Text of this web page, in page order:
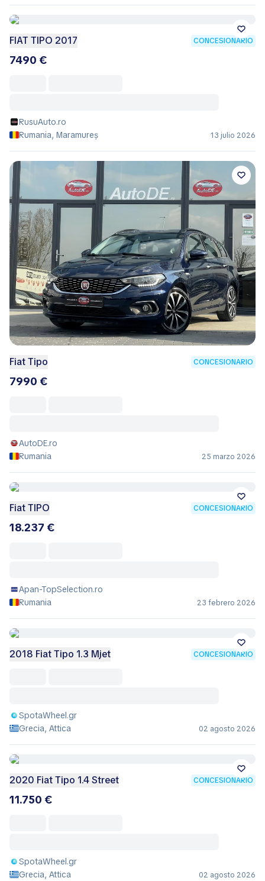
FIAT TIPO 2017 CONCESIONARIO
7490 €
RusuAuto.ro
Rumania, Maramureș
13 julio 2026
Fiat Tipo CONCESIONARIO
7990 €
AutoDE.ro
Rumania
25 marzo 2026
Fiat TIPO CONCESIONARIO
18.237 €
Apan-TopSelection.ro
Rumania
23 febrero 2026
2018 Fiat Tipo 1.3 Mjet CONCESIONARIO
SpotaWheel.gr
Grecia, Attica
02 agosto 2026
2020 Fiat Tipo 1.4 Street CONCESIONARIO
11.750 €
SpotaWheel.gr
Grecia, Attica
02 agosto 2026